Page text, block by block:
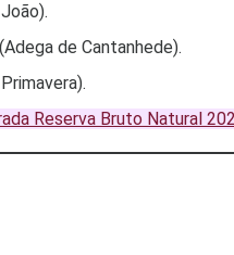
de Cantanhede).
Reserva Bruto Natural